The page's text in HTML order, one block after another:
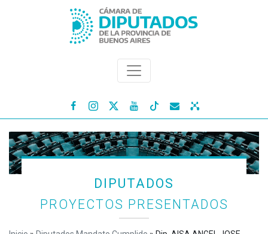
   
DIPUTADOS
PROYECTOS PRESENTADOS